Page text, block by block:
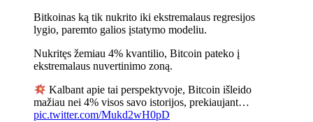
Bitkoinas ką tik nukrito iki ekstremalaus regresijos
lygio, paremto galios įstatymo modeliu.
Nukritęs žemiau 4% kvantilio, Bitcoin pateko į
ekstremalaus nuvertinimo zoną.
Kalbant apie tai perspektyvoje, Bitcoin išleido
mažiau nei 4% visos savo istorijos, prekiaujant…
pic.twitter.com/Mukd2wH0pD